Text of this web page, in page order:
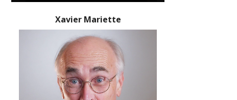
Xavier Mariette